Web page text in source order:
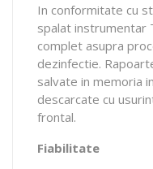
In conformitate cu
spalat instrumentar
complet asupra
dezinfectie.
salvate in memoria
descarcate cu
frontal.
Fiabilitate